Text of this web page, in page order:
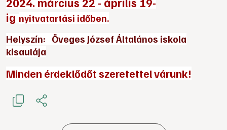
ig nyitvatartási időben.
Helyszín:
Öveges József Általános iskola
kisaulája
Minden érdeklődőt szeretettel várunk!